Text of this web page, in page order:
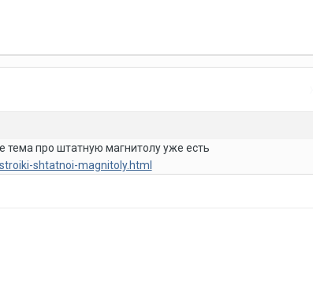
тема про штатную магнитолу уже есть
shtatnoi-magnitoly.html